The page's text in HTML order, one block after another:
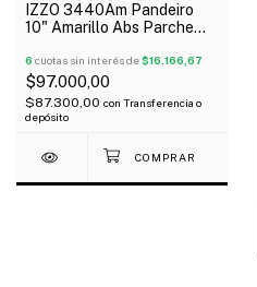
IZZO 3440Am Pandeiro
10" Amarillo Abs Parche
6 cuotas sin interés de$16.166,67
$97.000,00
$87.300,00 con Transferencia o
depósito